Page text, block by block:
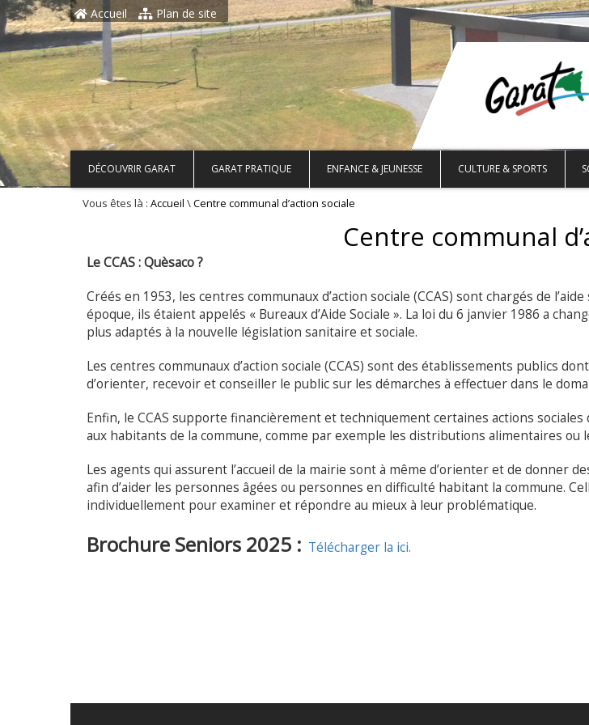
Aller au contenu principal
Accueil Plan de site
DÉCOUVRIR GARAT GARAT PRATIQUE ENFANCE & JEUNESSE CULTURE & SPORTS
Vous êtes là : Accueil \Centre communal d’action sociale
Centre communal
Le CCAS : Quèsaco ?
Créés en 1953, les centres communaux d’action sociale (CCAS) sont chargés de
époque, ils étaient appelés « Bureaux d’Aide Sociale ». La loi du 6 janvier 1986 a
plus adaptés à la nouvelle législation sanitaire et sociale.
Les centres communaux d’action sociale (CCAS) sont des établissements publics
d’orienter, recevoir et conseiller le public sur les démarches à effectuer dans le
Enfin, le CCAS supporte financièrement et techniquement certaines actions
aux habitants de la commune, comme par exemple les distributions alimentaires ou
Les agents qui assurent l’accueil de la mairie sont à même d’orienter et de donner
afin d’aider les personnes âgées ou personnes en difficulté habitant la commune.
individuellement pour examiner et répondre au mieux à leur problématique.
Brochure Seniors 2025 : Télécharger la ici.